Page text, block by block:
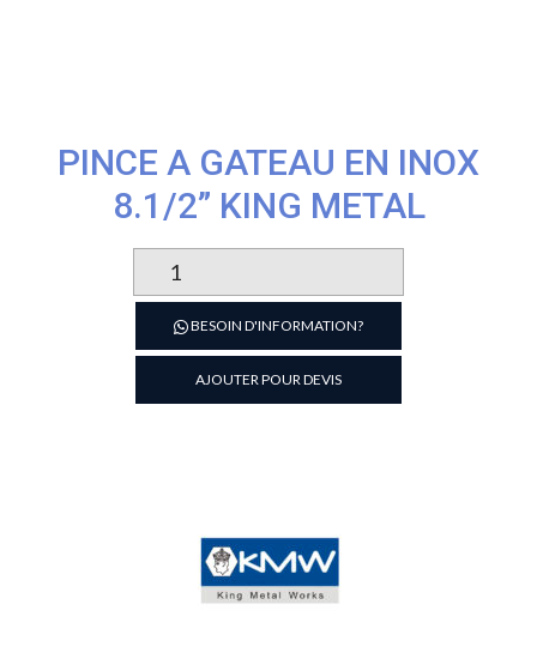
PINCE A GATEAU EN INOX
8.1/2” KING METAL
de
PINCE
A
GATEAU
EN
BESOIN D'INFORMATION?
AJOUTER POUR DEVIS